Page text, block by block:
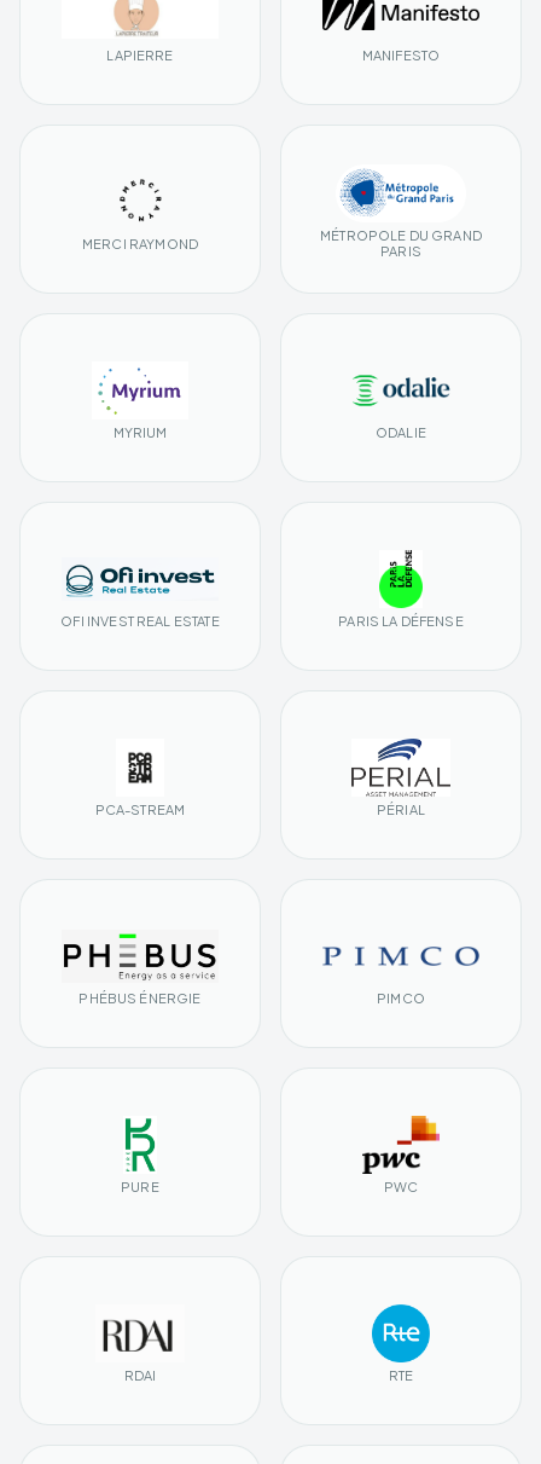
LAPIERRE MANIFESTO
MERCI RAYMOND
MÉTROPOLE DU GRAND
PARIS
MYRIUM ODALIE
OFI INVEST REAL ESTATE PARIS LA DÉFENSE
PCA-STREAM PÉRIAL
PHÉBUS ÉNERGIE PIMCO
PURE PWC
RDAI RTE